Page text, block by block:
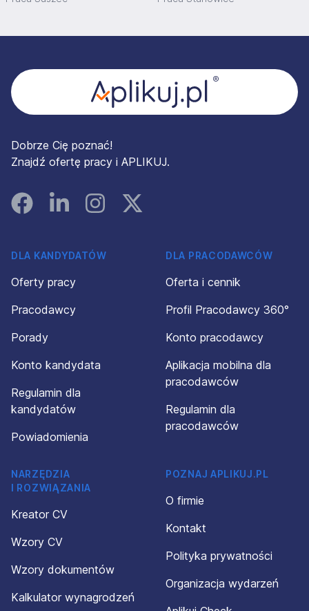
Dobrze Cię poznać!
Znajdź ofertę pracy i APLIKUJ.
FacebookLinked InInstagramInstagram
DLA KANDYDATÓW
Oferty pracy
Pracodawcy
Porady
Konto kandydata
Regulamin dla
kandydatów
Powiadomienia
DLA PRACODAWCÓW
Oferta i cennik
Profil Pracodawcy 360°
Konto pracodawcy
Aplikacja mobilna dla
pracodawców
Regulamin dla
pracodawców
NARZĘDZIA
I ROZWIĄZANIA
Kreator CV
Wzory CV
Wzory dokumentów
Kalkulator wynagrodzeń
POZNAJ APLIKUJ.PL
O firmie
Kontakt
Polityka prywatności
Organizacja wydarzeń